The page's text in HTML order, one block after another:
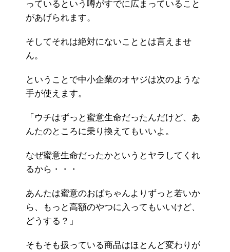
っているという噂がすでに広まっていること
があげられます。
そしてそれは絶対にないこととは言えませ
ん。
ということで中小企業のオヤジは次のような
手が使えます。
「ウチはずっと蜜意生命だったんだけど、あ
んたのところに乗り換えてもいいよ。
なぜ蜜意生命だったかというとヤラしてくれ
るから・・・
あんたは蜜意のおばちゃんよりずっと若いか
ら、もっと高額のやつに入ってもいいけど、
どうする？」
そもそも扱っている商品はほとんど変わりが